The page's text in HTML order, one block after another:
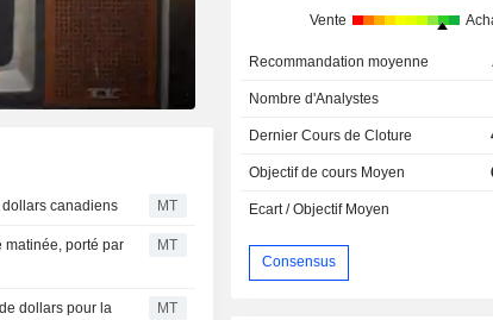
canadiens MT
matinée, porté par
MT
dollars pour la
MT
Vente
Recommandation moyenne
Nombre d'Analystes
Dernier Cours de Cloture
Objectif de cours Moyen
Ecart / Objectif Moyen
Consensus